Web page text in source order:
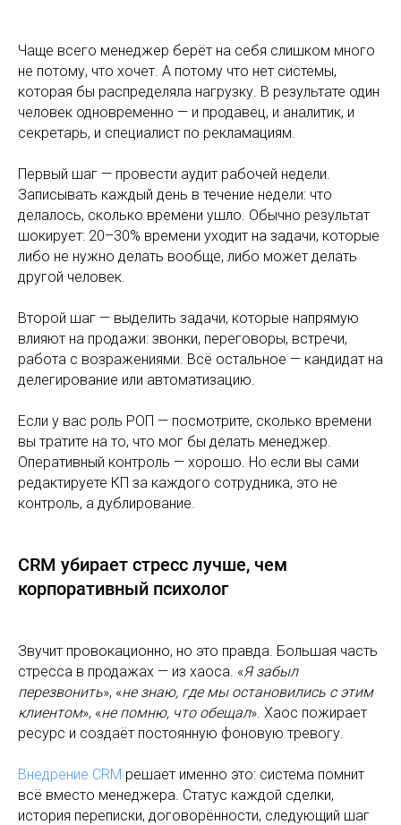
Чаще всего менеджер берёт на себя слишком много
не потому, что хочет. А потому что нет системы,
которая бы распределяла нагрузку. В результате один
человек одновременно — и продавец, и аналитик, и
секретарь, и специалист по рекламациям.
Первый шаг — провести аудит рабочей недели.
Записывать каждый день в течение недели: что
делалось, сколько времени ушло. Обычно результат
шокирует: 20–30% времени уходит на задачи, которые
либо не нужно делать вообще, либо может делать
другой человек.
Второй шаг — выделить задачи, которые напрямую
влияют на продажи: звонки, переговоры, встречи,
работа с возражениями. Всё остальное — кандидат на
делегирование или автоматизацию.
Если у вас роль РОП — посмотрите, сколько времени
вы тратите на то, что мог бы делать менеджер.
Оперативный контроль — хорошо. Но если вы сами
редактируете КП за каждого сотрудника, это не
контроль, а дублирование.
CRM убирает стресс лучше, чем
корпоративный психолог
Звучит провокационно, но это правда. Большая часть
стресса в продажах — из хаоса. «Я забыл
перезвонить», «не знаю, где мы остановились с этим
клиентом», «не помню, что обещал». Хаос пожирает
ресурс и создаёт постоянную фоновую тревогу.
Внедрение CRM решает именно это: система помнит
всё вместо менеджера. Статус каждой сделки,
история переписки, договорённости, следующий шаг